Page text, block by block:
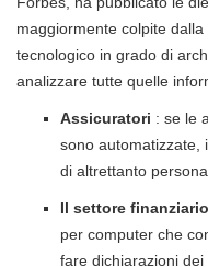
maggiormente colpite
tecnologico in grado di
analizzare tutte quelle
Assicuratori : se le
sono automatizzate,
di altrettanto
Il settore finanziario
per computer che
fare dichiarazioni